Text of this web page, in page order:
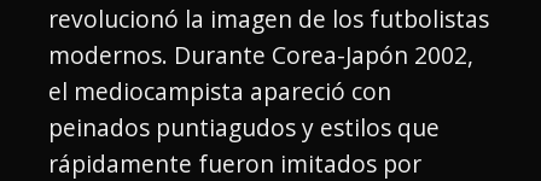
revolucionó la imagen de los futbolistas
modernos. Durante Corea-Japón 2002,
el mediocampista apareció con
peinados puntiagudos y estilos que
rápidamente fueron imitados por